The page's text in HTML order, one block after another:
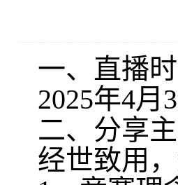
一、直播
2025年4月
二、分享
经世致用